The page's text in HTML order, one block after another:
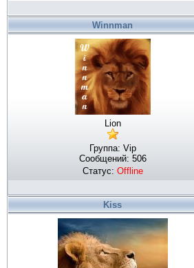
Winnman
Lion
Группа: Vip
Сообщений: 506
Статус: Offline
Kiss